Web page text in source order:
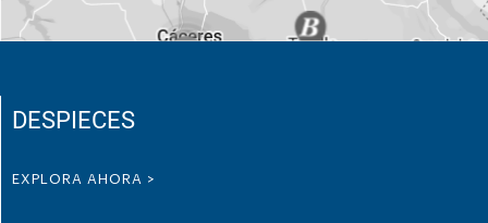
DESPIECES
EXPLORA AHORA >